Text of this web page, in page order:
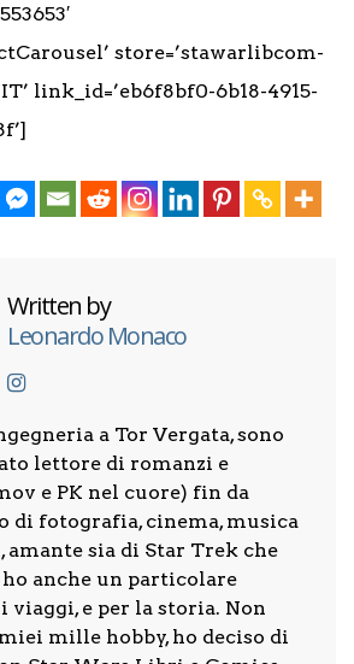
store=’stawarlibcom-
link_id=’eb6f8bf0-6b18-4915-
Written by
Leonardo Monaco
a Tor Vergata, sono
lettore di romanzi e
e PK nel cuore) fin da
di fotografia, cinema, musica
amante sia di Star Trek che
anche un particolare
viaggi, e per la storia. Non
mille hobby, ho deciso di